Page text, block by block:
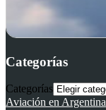
Categorías
Categorías
Aviación en Argentina